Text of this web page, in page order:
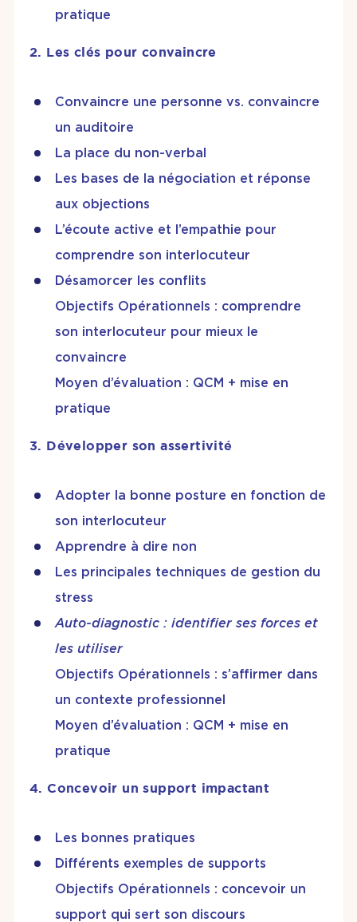
pratique
2. Les clés pour convaincre
Convaincre une personne vs. convaincre
un auditoire
La place du non-verbal
Les bases de la négociation et réponse
aux objections
L’écoute active et l’empathie pour
comprendre son interlocuteur
Désamorcer les conflits
Objectifs Opérationnels : comprendre
son interlocuteur pour mieux le
convaincre
Moyen d’évaluation : QCM + mise en
pratique
3. Développer son assertivité
Adopter la bonne posture en fonction de
son interlocuteur
Apprendre à dire non
Les principales techniques de gestion du
stress
Auto-diagnostic : identifier ses forces et
les utiliser
Objectifs Opérationnels : s’affirmer dans
un contexte professionnel
Moyen d’évaluation : QCM + mise en
pratique
4. Concevoir un support impactant
Les bonnes pratiques
Différents exemples de supports
Objectifs Opérationnels : concevoir un
support qui sert son discours